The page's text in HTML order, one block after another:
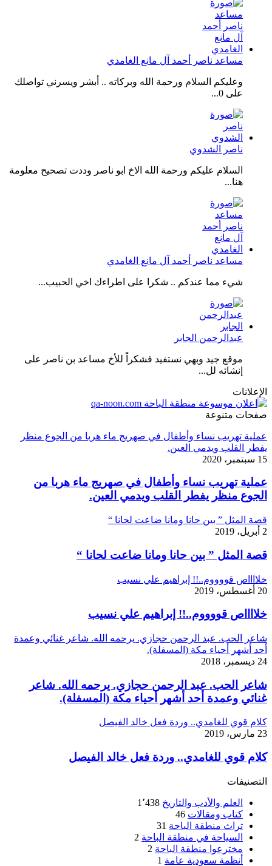
مساعد ناصر أحمد آل مانع الغامدي
وعليكم السلام ورحمة الله وبركاته .. أبشر ويسرني تواصلك
على 0...
ناصر الشدوي
السلام عليكم ورحمة الله الاخ ابو ناصر وددت تصحيح معلومة
هنا...
مساعد ناصر أحمد آل مانع الغامدي
شيء مما عندكم .. شكرا على اطراءك اخي الحبيب...
عبدالرحمن الجابر
موقع جيد وبهي نستفيد فشكراً للأخ مساعد بن ناصر على
إنشائه لل...
الإعلانات
صفحات متنوعة
عملية تهريب نساء وأطفال في صهريج ماء هربا من الجوع منظر
يفطر القلب ويدمي العين.
15 سبتمبر، 2020
عملية تهريب نساء وأطفال في صهريج ماء هربا من
الجوع منظر يفطر القلب ويدمي العين.
قصة المثل ” بين حانا ومانا ضاعت لحانا “
2 أبريل، 2019
قصة المثل ” بين حانا ومانا ضاعت لحانا “
خلااااص قووووم..!! إبراهيم علي نسيب
20 أغسطس، 2019
خلااااص قووووم..!! إبراهيم علي نسيب
شاعر الحب. عبد الرحمن حجازي. يرحمه الله. شاعر غنائي وعمدة
أحد أشهر أحياء مكة (المسفلة).
24 ديسمبر، 2018
شاعر الحب. عبد الرحمن حجازي. يرحمه الله. شاعر
غنائي وعمدة أحد أشهر أحياء مكة (المسفلة).
كلام قوي للغامدي.. وردة فعل خالد الفيصل
23 مارس، 2019
كلام قوي للغامدي.. وردة فعل خالد الفيصل
التصنيفات
العلم والأدب والتاريخ 1٬438
كتاب ومقالات 46
تراث منطقة الباحة 31
السياحة في منطقة الباحة 2
مخترعوا منطقة الباحة 2
أنظمة سعودية عامة 1